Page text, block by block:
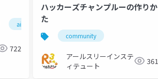
ai
722
ハッカーズチャンプルーの作りか
た
community
アールスリーインステ
ィテュート
361